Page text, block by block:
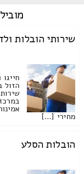
שירותי הובלות
הזול
מחירי […]
הובלות הסלע